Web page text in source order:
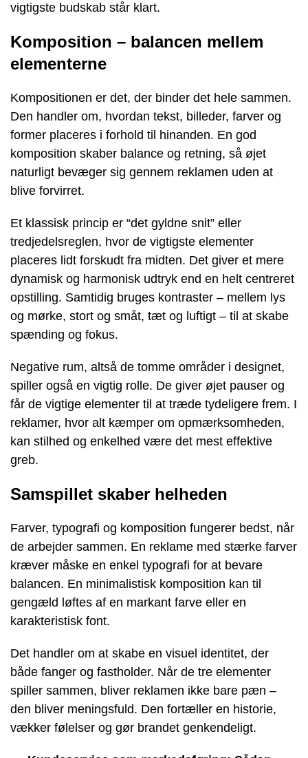
vigtigste budskab står klart.
Komposition – balancen mellem
elementerne
Kompositionen er det, der binder det hele sammen.
Den handler om, hvordan tekst, billeder, farver og
former placeres i forhold til hinanden. En god
komposition skaber balance og retning, så øjet
naturligt bevæger sig gennem reklamen uden at
blive forvirret.
Et klassisk princip er “det gyldne snit” eller
tredjedelsreglen, hvor de vigtigste elementer
placeres lidt forskudt fra midten. Det giver et mere
dynamisk og harmonisk udtryk end en helt centreret
opstilling. Samtidig bruges kontraster – mellem lys
og mørke, stort og småt, tæt og luftigt – til at skabe
spænding og fokus.
Negative rum, altså de tomme områder i designet,
spiller også en vigtig rolle. De giver øjet pauser og
får de vigtige elementer til at træde tydeligere frem. I
reklamer, hvor alt kæmper om opmærksomheden,
kan stilhed og enkelhed være det mest effektive
greb.
Samspillet skaber helheden
Farver, typografi og komposition fungerer bedst, når
de arbejder sammen. En reklame med stærke farver
kræver måske en enkel typografi for at bevare
balancen. En minimalistisk komposition kan til
gengæld løftes af en markant farve eller en
karakteristisk font.
Det handler om at skabe en visuel identitet, der
både fanger og fastholder. Når de tre elementer
spiller sammen, bliver reklamen ikke bare pæn –
den bliver meningsfuld. Den fortæller en historie,
vækker følelser og gør brandet genkendeligt.